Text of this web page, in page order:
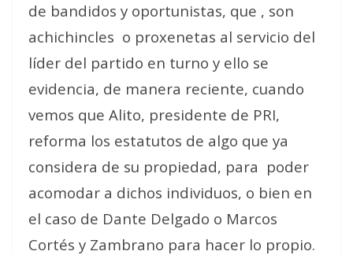
de bandidos y oportunistas, que , son
achichincles o proxenetas al servicio del
líder del partido en turno y ello se
evidencia, de manera reciente, cuando
vemos que Alito, presidente de PRI,
reforma los estatutos de algo que ya
considera de su propiedad, para poder
acomodar a dichos individuos, o bien en
el caso de Dante Delgado o Marcos
Cortés y Zambrano para hacer lo propio.